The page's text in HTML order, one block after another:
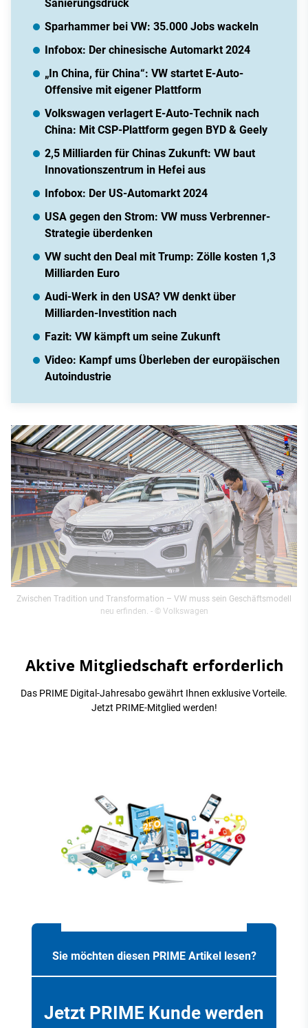
Sanierungsdruck
Sparhammer bei VW: 35.000 Jobs wackeln
Infobox: Der chinesische Automarkt 2024
„In China, für China“: VW startet E-Auto-
Offensive mit eigener Plattform
Volkswagen verlagert E-Auto-Technik nach
China: Mit CSP-Plattform gegen BYD & Geely
2,5 Milliarden für Chinas Zukunft: VW baut
Innovationszentrum in Hefei aus
Infobox: Der US-Automarkt 2024
USA gegen den Strom: VW muss Verbrenner-
Strategie überdenken
VW sucht den Deal mit Trump: Zölle kosten 1,3
Milliarden Euro
Audi-Werk in den USA? VW denkt über
Milliarden-Investition nach
Fazit: VW kämpft um seine Zukunft
Video: Kampf ums Überleben der europäischen
Autoindustrie
Zwischen Tradition und Transformation – VW muss sein Geschäftsmodell
neu erfinden. - © Volkswagen
Aktive Mitgliedschaft erforderlich
Das PRIME Digital-Jahresabo gewährt Ihnen exklusive Vorteile.
Jetzt PRIME-Mitglied werden!
Sie möchten diesen PRIME Artikel lesen?
Jetzt PRIME Kunde werden